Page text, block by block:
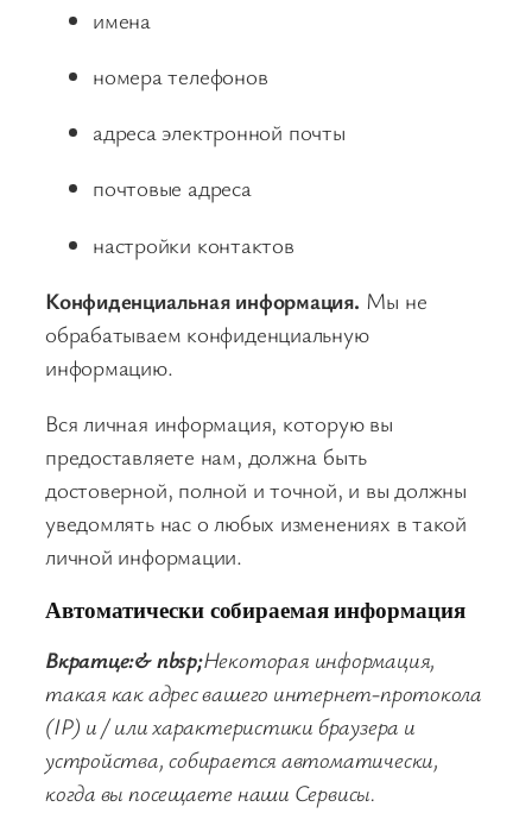
имена
номера телефонов
адреса электронной почты
почтовые адреса
настройки контактов
Конфиденциальная информация. Мы не
обрабатываем конфиденциальную
информацию.
Вся личная информация, которую вы
предоставляете нам, должна быть
достоверной, полной и точной, и вы должны
уведомлять нас о любых изменениях в такой
личной информации.
Автоматически собираемая информация
Вкратце:& nbsp;Некоторая информация,
такая как адрес вашего интернет-протокола
(IP) и / или характеристики браузера и
устройства, собирается автоматически,
когда вы посещаете наши Сервисы.